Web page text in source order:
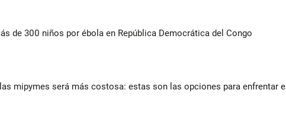
de 300 niños por ébola en República Democrática del Congo
mipymes será más costosa: estas son las opciones para enfrentar el